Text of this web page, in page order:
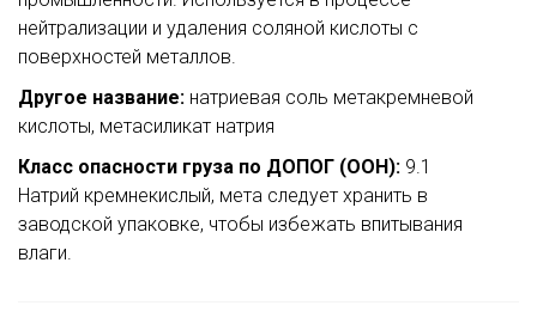
нейтрализации и удаления соляной кислоты с
поверхностей металлов.
Другое название: натриевая соль метакремневой
кислоты, метасиликат натрия
Класс опасности груза по ДОПОГ (ООН): 9.1
Натрий кремнекислый, мета следует хранить в
заводской упаковке, чтобы избежать впитывания
влаги.